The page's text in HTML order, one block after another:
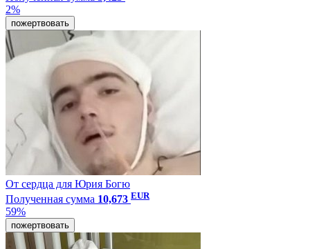
2%
пожертвовать
От сердца для Юрия Богю
Полученная сумма 10,673 EUR
59%
пожертвовать